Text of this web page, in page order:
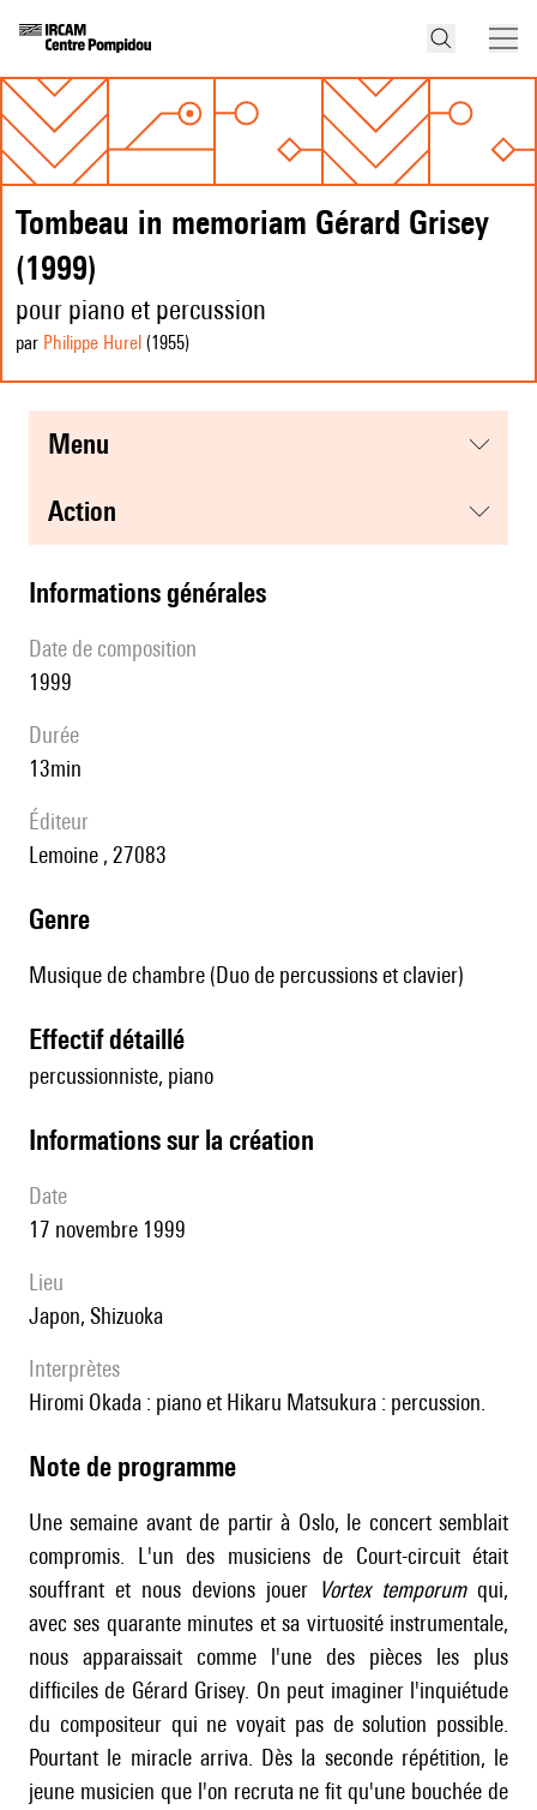
Tombeau in memoriam Gérard Grisey
(1999)
pour piano et percussion
par Philippe Hurel (1955)
menu
action
informations générales
date de composition
1999
durée
13min
éditeur
Lemoine , 27083
genre
Musique de chambre (Duo de percussions et clavier)
effectif détaillé
percussionniste, piano
informations sur la création
date
17 novembre 1999
lieu
Japon, Shizuoka
interprètes
Hiromi Okada : piano et Hikaru Matsukura : percussion.
Note de programme
Une semaine avant de partir à Oslo, le concert semblait
compromis. L'un des musiciens de Court-circuit était
souffrant et nous devions jouer Vortex temporumqui,
avec ses quarante minutes et sa virtuosité instrumentale,
nous apparaissait comme l'une des pièces les plus
difficiles de Gérard Grisey. On peut imaginer l'inquiétude
du compositeur qui ne voyait pas de solution possible.
Pourtant le miracle arriva. Dès la seconde répétition, le
jeune musicien que l'on recruta ne fit qu'une bouchée de